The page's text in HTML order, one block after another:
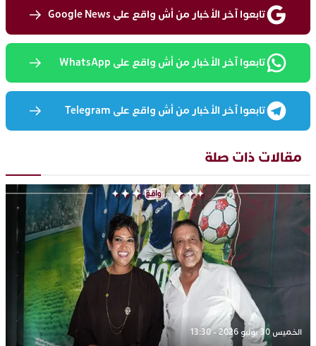
تابعوا آخر الأخبار من أش واقع على Google News
تابعوا آخر الأخبار من أش واقع على WhatsApp
تابعوا آخر الأخبار من أش واقع على Telegram
مقالات ذات صلة
الخميس 30 يوليو 2026 - 13:30